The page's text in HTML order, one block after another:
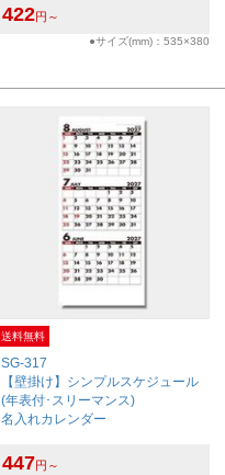
422円～
●サイズ(mm)：535×380
送料無料
SG-317
【壁掛け】シンプルスケジュール
(年表付･スリーマンス)
名入れカレンダー
447円～